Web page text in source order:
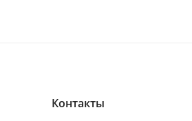
Контакты